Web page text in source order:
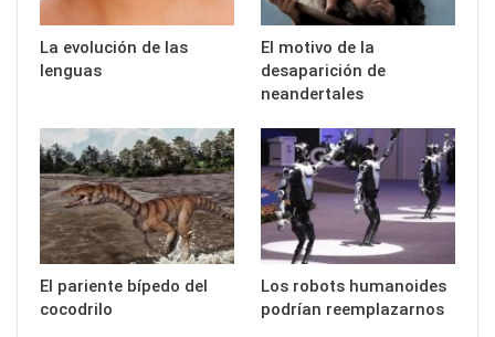
La evolución de las
lenguas
El motivo de la
desaparición de
neandertales
El pariente bípedo del
cocodrilo
Los robots humanoides
podrían reemplazarnos